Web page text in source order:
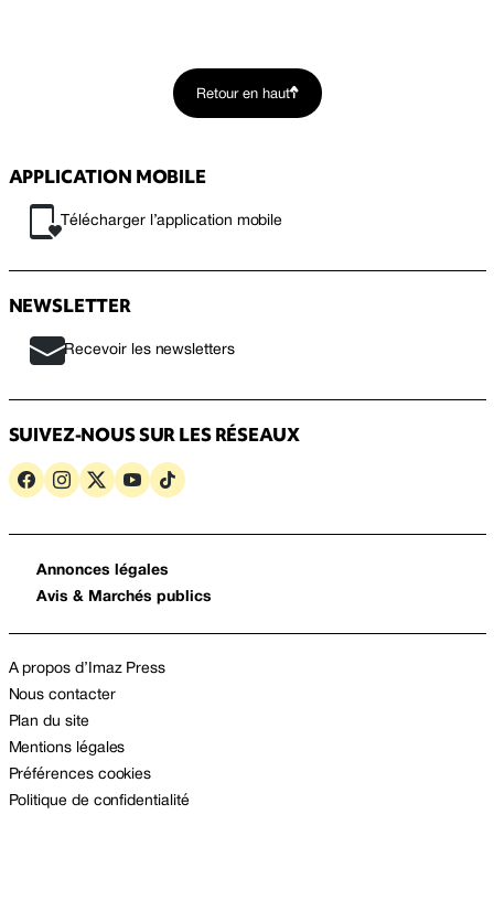
Retour en haut
APPLICATION MOBILE
Télécharger l’application mobile
NEWSLETTER
Recevoir les newsletters
SUIVEZ-NOUS SUR LES RÉSEAUX
Annonces légales
Avis & Marchés publics
A propos d’Imaz Press
Nous contacter
Plan du site
Mentions légales
Préférences cookies
Politique de confidentialité